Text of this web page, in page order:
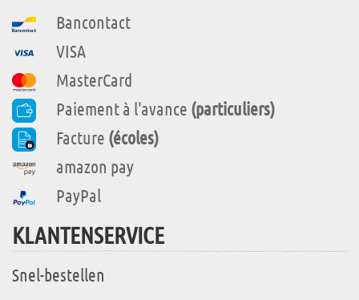
Bancontact
VISA
MasterCard
Paiement à l'avance (particuliers)
Facture (écoles)
amazon pay
PayPal
KLANTENSERVICE
Snel-bestellen